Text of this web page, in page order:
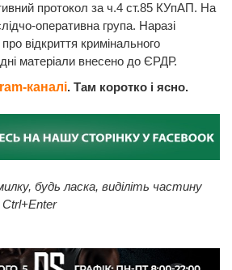
протокол за ч.4 ст.85 КУпАП. На
оперативна група. Наразі
відкриття кримінального
матеріали внесено до ЄРДР.
каналі. Там коротко і ясно.
будь ласка, виділіть частину